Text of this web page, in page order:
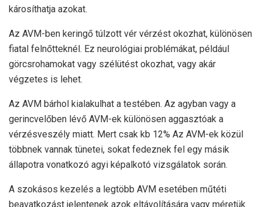
károsíthatja azokat.
Az AVM-ben keringő túlzott vér vérzést okozhat, különösen
fiatal felnőtteknél. Ez neurológiai problémákat, például
görcsrohamokat vagy szélütést okozhat, vagy akár
végzetes is lehet.
Az AVM bárhol kialakulhat a testében. Az agyban vagy a
gerincvelőben lévő AVM-ek különösen aggasztóak a
vérzésveszély miatt. Mert csak kb 12% Az AVM-ek közül
többnek vannak tünetei, sokat fedeznek fel egy másik
állapotra vonatkozó agyi képalkotó vizsgálatok során.
A szokásos kezelés a legtöbb AVM esetében műtéti
beavatkozást jelentenek azok eltávolítására vagy méretük